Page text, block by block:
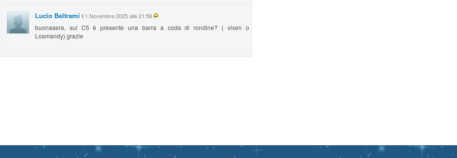
Lucio Beltrami il 1 Novembre 2025 alle 21:58
buonasera, sul C5 è presente una barra a coda di rondine? ( vixen o
Losmandy) grazie